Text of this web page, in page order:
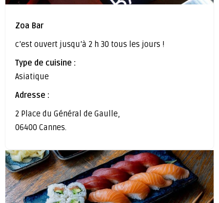
Zoa Bar
c’est ouvert jusqu’à 2 h 30 tous les jours !
Type de cuisine :
Asiatique
Adresse :
2 Place du Général de Gaulle,
06400 Cannes.